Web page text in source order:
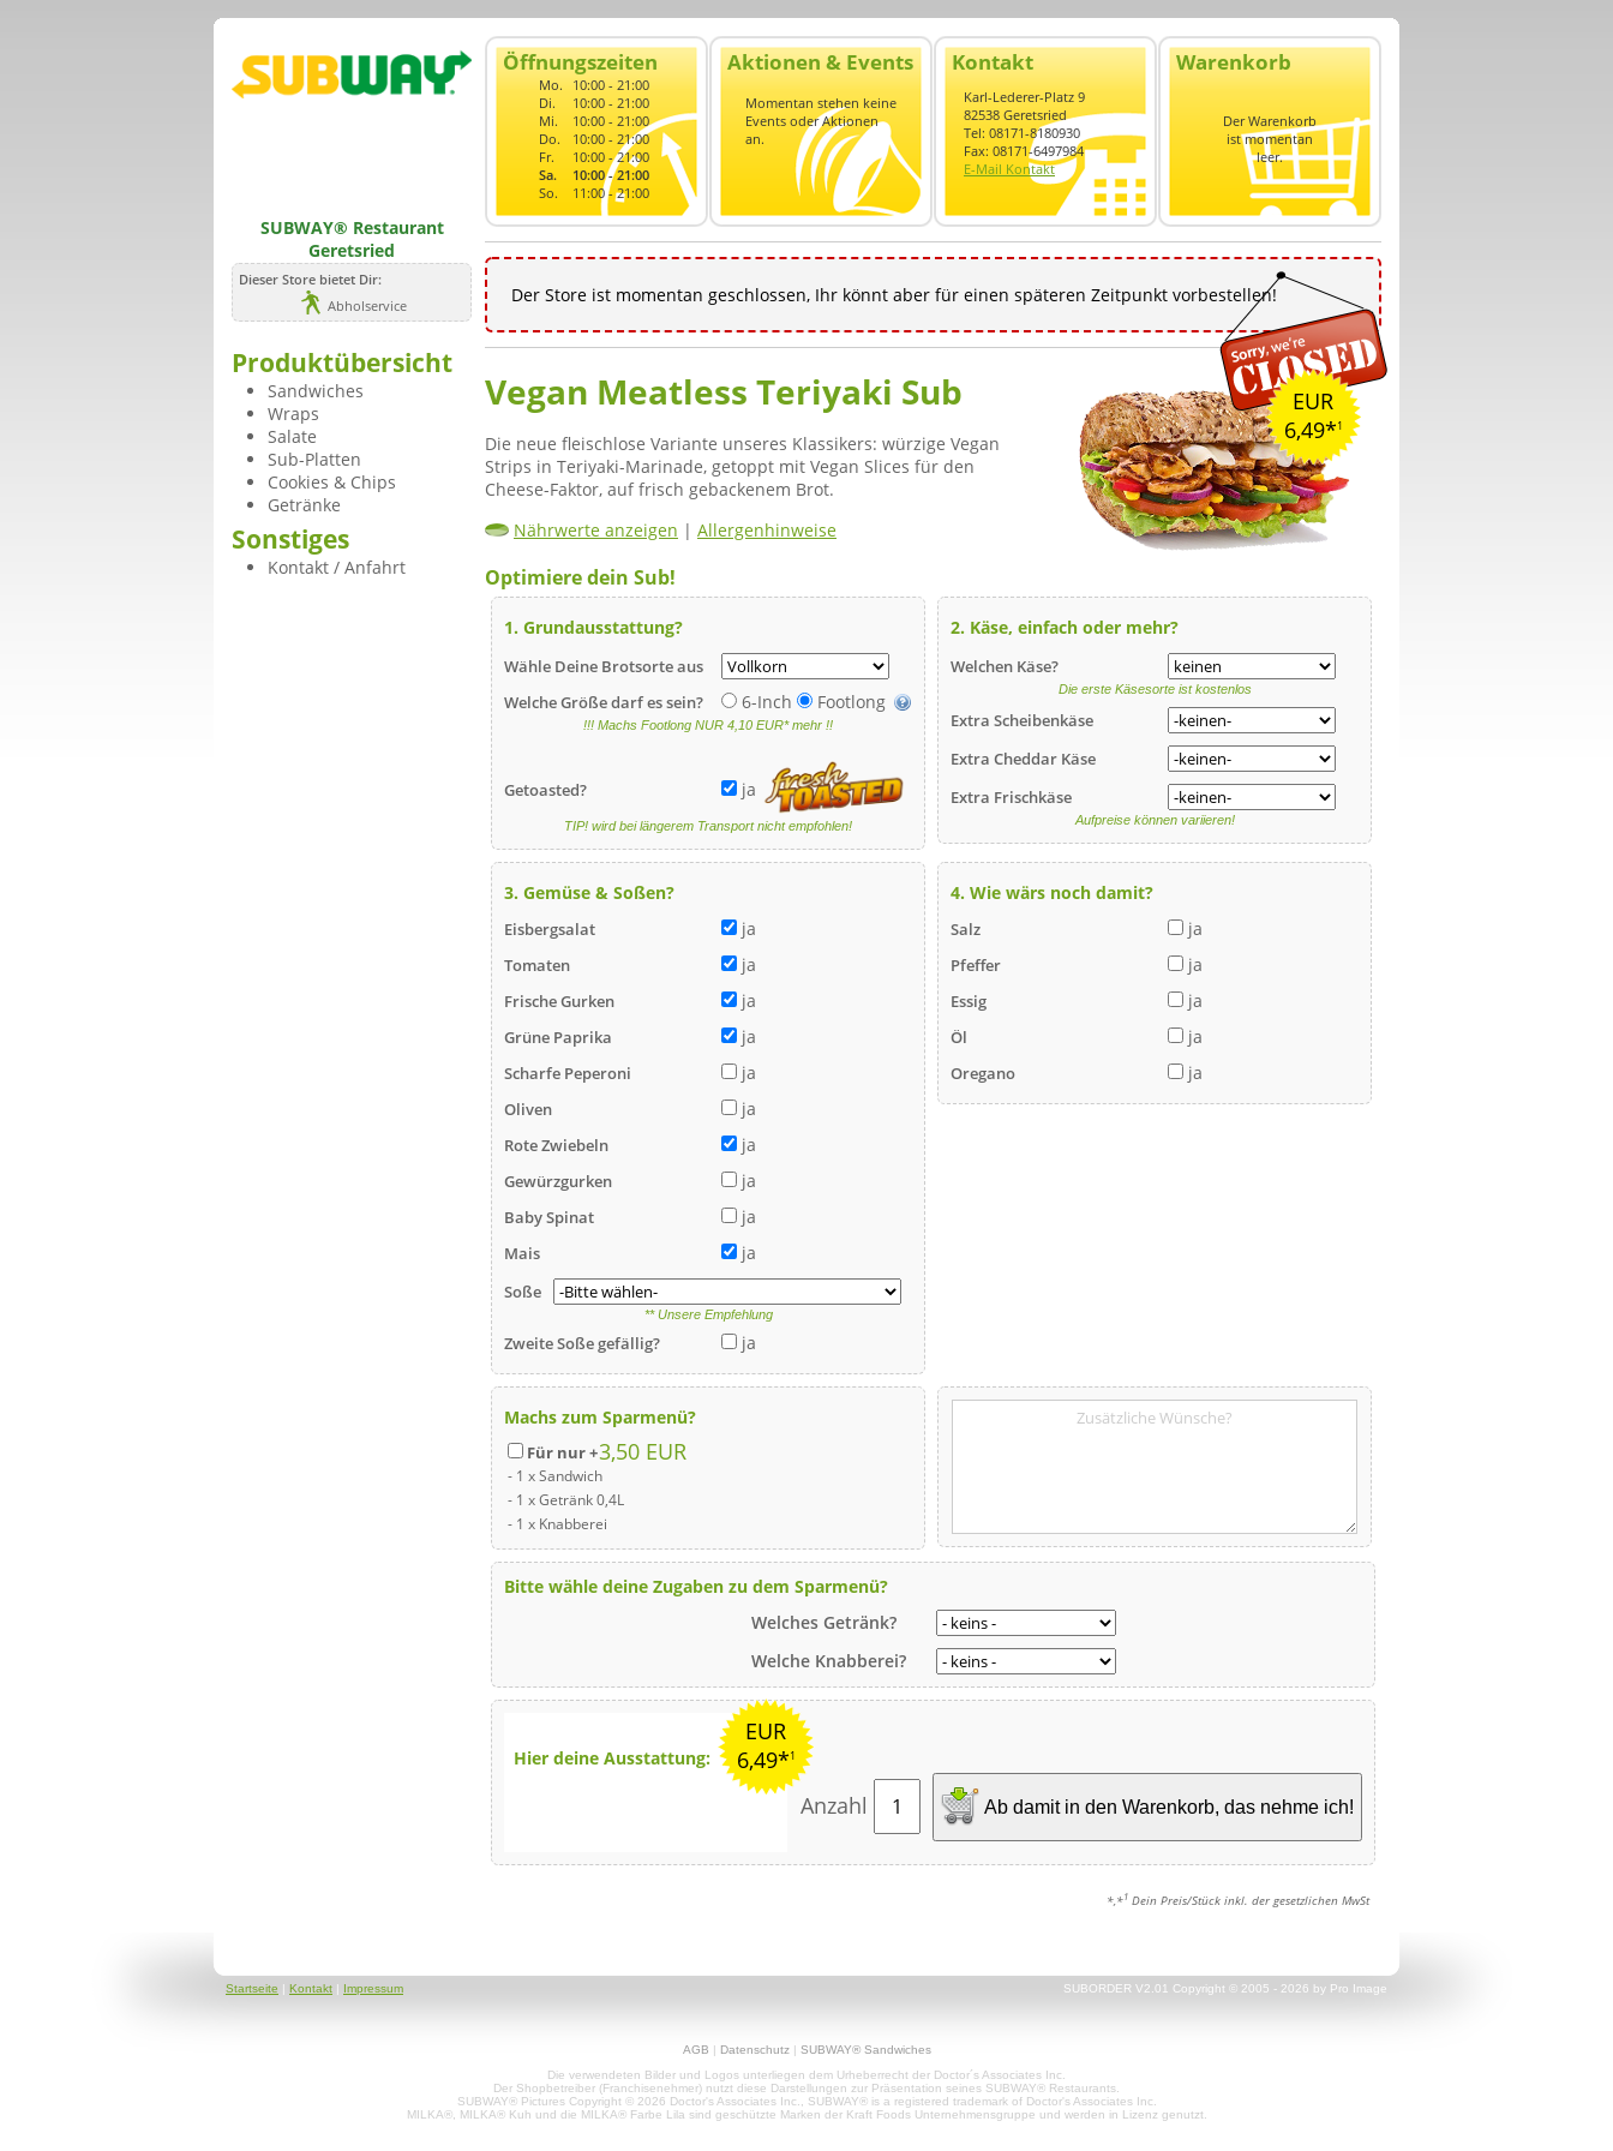
SUBWAY® Restaurant
Geretsried
Dieser Store bietet Dir:
Abholservice
Produktübersicht
Sandwiches
Wraps
Salate
Sub-Platten
Cookies & Chips
Getränke
Sonstiges
Kontakt / Anfahrt
Öffnungszeiten
Mo. 10:00 - 21:00
Di.
10:00 - 21:00
Mi.
10:00 - 21:00
Do.
10:00 - 21:00
Fr.
10:00 - 21:00
Sa.
10:00 - 21:00
So.
11:00 - 21:00
Aktionen & Events
Momentan stehen keine
Events oder Aktionen
an.
Kontakt
Karl-Lederer-Platz 9
82538 Geretsried
Tel: 08171-8180930
Fax: 08171-6497984
E-Mail Kontakt
Warenkorb
Der Warenkorb
ist momentan
leer.
Der Store ist momentan geschlossen, Ihr könnt aber für einen späteren Zeitpunkt vorbestellen!
EUR
6,49*1
Vegan Meatless Teriyaki Sub
Die neue fleischlose Variante unseres Klassikers: würzige Vegan
Strips in Teriyaki-Marinade, getoppt mit Vegan Slices für den
Cheese-Faktor, auf frisch gebackenem Brot.
Nährwerte anzeigen | Allergenhinweise
Optimiere dein Sub!
1. Grundausstattung?
Wähle Deine Brotsorte aus
Welche Größe darf es sein?
6-Inch Footlong
!!! Machs Footlong NUR 4,10 EUR* mehr !!
Getoasted? ja
TIP! wird bei längerem Transport nicht empfohlen!
2. Käse, einfach oder mehr?
Welchen Käse?
Die erste Käsesorte ist kostenlos
Extra Scheibenkäse
Extra Cheddar Käse
Extra Frischkäse
Aufpreise können variieren!
3. Gemüse & Soßen?
Eisbergsalat ja
Tomaten ja
Frische Gurken ja
Grüne Paprika ja
Scharfe Peperoni ja
Oliven ja
Rote Zwiebeln ja
Gewürzgurken ja
Baby Spinat ja
Mais ja
Soße
** Unsere Empfehlung
Zweite Soße gefällig? ja
4. Wie wärs noch damit?
Salz ja
Pfeffer ja
Essig ja
Öl ja
Oregano ja
Machs zum Sparmenü?
Für nur +3,50 EUR
- 1 x Sandwich
- 1 x Getränk 0,4L
- 1 x Knabberei
Bitte wähle deine Zugaben zu dem Sparmenü?
Welches Getränk?
Welche Knabberei?
EUR
6,49*1
Hier deine Ausstattung:
Anzahl Ab damit in den Warenkorb, das nehme ich!
*,*1 Dein Preis/Stück inkl. der gesetzlichen MwSt
SUBORDER V2.01 Copyright © 2005 - 2026 by Pro Image
Startseite | Kontakt | Impressum
AGB | Datenschutz| SUBWAY® Sandwiches
Die verwendeten Bilder und Logos unterliegen dem Urheberrecht der Doctor´s Associates Inc.
Der Shopbetreiber (Franchisenehmer) nutzt diese Darstellungen zur Präsentation seines SUBWAY® Restaurants.
SUBWAY® Pictures Copyright © 2026 Doctor's Associates Inc., SUBWAY® is a registered trademark of Doctor's Associates Inc.
MILKA®, MILKA® Kuh und die MILKA® Farbe Lila sind geschützte Marken der Kraft Foods Unternehmensgruppe und werden in Lizenz genutzt.